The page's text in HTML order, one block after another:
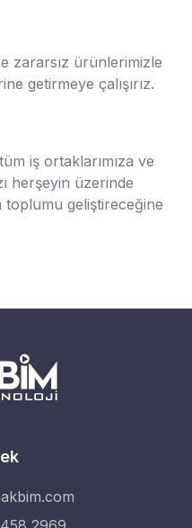
zararsız ürünlerimizle
getirmeye çalışırız.
iş ortaklarımıza ve
herşeyin üzerinde
toplumu geliştireceğine